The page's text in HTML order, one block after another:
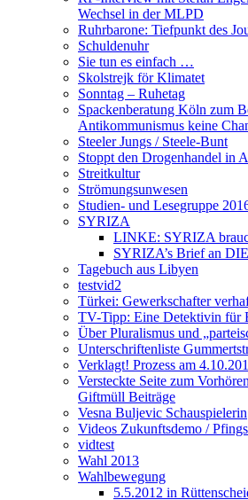
Wechsel in der MLPD
Ruhrbarone: Tiefpunkt des
Schuldenuhr
Sie tun es einfach …
Skolstrejk för Klimatet
Sonntag – Ruhetag
Spackenberatung Köln zum
Antikommunismus keine
Steeler Jungs / Steele-Bunt
Stoppt den Drogenhandel in
Streitkultur
Strömungsunwesen
Studien- und Lesegruppe
SYRIZA
LINKE: SYRIZA
SYRIZA’s Brief an
Tagebuch aus Libyen
testvid2
Türkei: Gewerkschafter
TV-Tipp: Eine Detektivin für
Über Pluralismus und
Unterschriftenliste
Verklagt! Prozess am
Versteckte Seite zum
Giftmüll Beiträge
Vesna Buljevic Schauspielerin
Videos Zukunftsdemo /
vidtest
Wahl 2013
Wahlbewegung
5.5.2012 in